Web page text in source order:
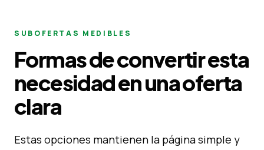
SUBOFERTAS MEDIBLES
Formas de convertir esta
necesidad en una oferta
clara
Estas opciones mantienen la página simple y